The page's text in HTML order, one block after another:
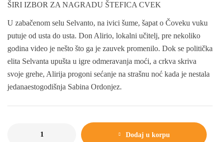
ŠIRI IZBOR ZA NAGRADU ŠTEFICA CVEK
U zabačenom selu Selvanto, na ivici šume, šapat o Čoveku vuku
putuje od usta do usta. Don Alirio, lokalni učitelj, pre nekoliko
godina video je nešto što ga je zauvek promenilo. Dok se politička
elita Selvanta upušta u igre odmeravanja moći, a crkva skriva
svoje grehe, Alirija progoni sećanje na strašnu noć kada je nestala
jedanaestogodišnja Sabina Ordonjez.
Dodaj u korpu